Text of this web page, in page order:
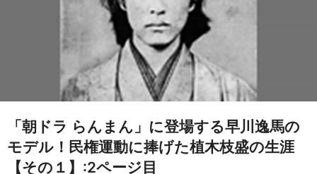
「朝ドラ らんまん」に登場する早川逸馬の
モデル！民権運動に捧げた植木枝盛の生涯
【その１】:2ページ目